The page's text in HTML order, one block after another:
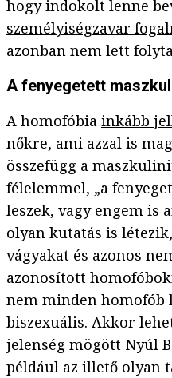
hogy indokolt lenne
személyiségzavar
azonban nem lett
A fenyegetett
A homofóbia inkább
nőkre, ami azzal is
összefügg a
félelemmel, „a
leszek, vagy engem is
olyan kutatás is
vágyakat és azonos
azonosított
nem minden homofób
biszexuális. Akkor
jelenség mögött Nyúl
például az illető olyan